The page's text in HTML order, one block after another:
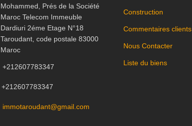
Mohammed, Prés de la Société
Maroc Telecom Immeuble
Dardiuri 2éme Etage N°18
Taroudant, code postale 83000
Maroc
+212607783347
+212607783347
immotaroudant@gmail.com
Construction
Commentaires clients
Nous Contacter
Liste du biens